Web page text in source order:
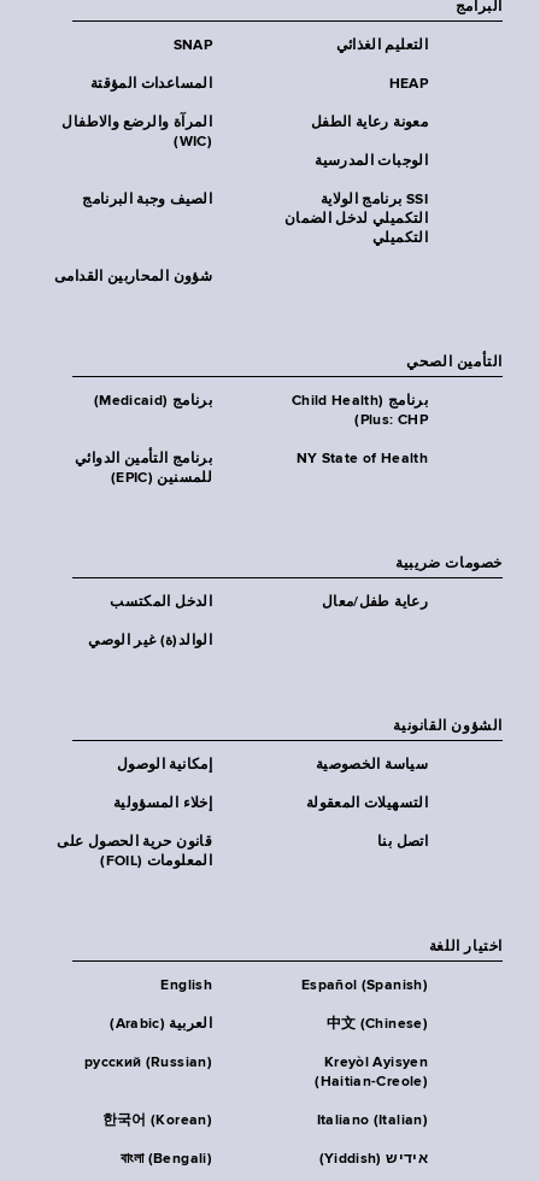
البرامج
SNAP التعليم الغذائي
المساعدات المؤقتة HEAP
المرآة والرضع والاطفال
(WIC)
معونة رعاية الطفل
الوجبات المدرسية
الصيف وجبة البرنامج
SSI برنامج الولاية
التكميلي لدخل الضمان
التكميلي
شؤون المحاربين القدامى
التأمين الصحي
برنامج (Medicaid)
برنامج (Child Health
Plus: CHP)
برنامج التأمين الدوائي
للمسنين (EPIC)
NY State of Health
خصومات ضريبية
الدخل المكتسب رعاية طفل/معال
الوالد(ة) غير الوصي
الشؤون القانونية
إمكانية الوصول سياسة الخصوصية
إخلاء المسؤولية التسهيلات المعقولة
قانون حرية الحصول على
المعلومات (FOIL)
اتصل بنا
اختيار اللغة
English Español (Spanish)
العربية (Arabic) 中文 (Chinese)
русский (Russian)
Kreyòl Ayisyen
(Haitian-Creole)
한국어 (Korean) Italiano (Italian)
বাংলা (Bengali) אידיש (Yiddish)